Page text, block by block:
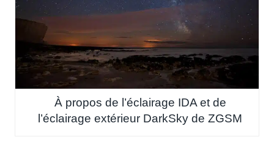
À propos de l’éclairage IDA et de
l’éclairage extérieur DarkSky de ZGSM